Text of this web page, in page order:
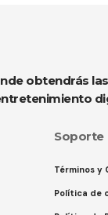
Soporte
Términos y
Política de